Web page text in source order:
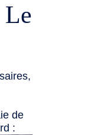
de
: